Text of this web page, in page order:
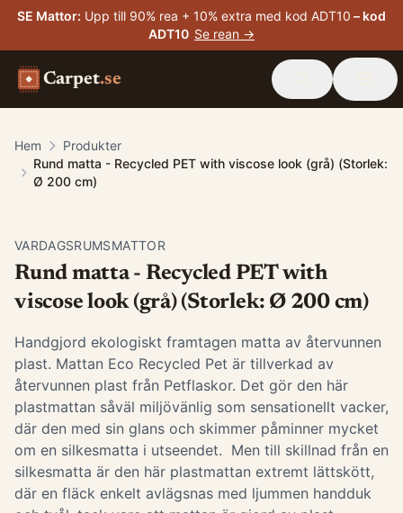
SE Mattor: Upp till 90% rea + 10% extra med kod ADT10 – kod
ADT10 Se rean →
Carpet.se
Hem
Produkter
Rund matta - Recycled PET with viscose look (grå) (Storlek:
Ø 200 cm)
VARDAGSRUMSMATTOR
Rund matta - Recycled PET with
viscose look (grå) (Storlek: Ø 200 cm)
Handgjord ekologiskt framtagen matta av återvunnen
plast. Mattan Eco Recycled Pet är tillverkad av
återvunnen plast från Petflaskor. Det gör den här
plastmattan såväl miljövänlig som sensationellt vacker,
där den med sin glans och skimmer påminner mycket
om en silkesmatta i utseendet. Men till skillnad från en
silkesmatta är den här plastmattan extremt lättskött,
där en fläck enkelt avlägsnas med ljummen handduk